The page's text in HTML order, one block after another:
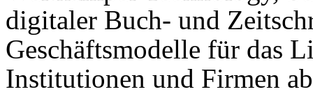
digitaler Buch- und
Geschäftsmodelle für das
Institutionen und Firmen